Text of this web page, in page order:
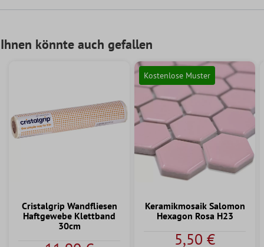
Ihnen könnte auch gefallen
Cristalgrip Wandfliesen
Haftgewebe Klettband
30cm
Kostenlose Muster
Keramikmosaik Salomon
Hexagon Rosa H23
5,50 €